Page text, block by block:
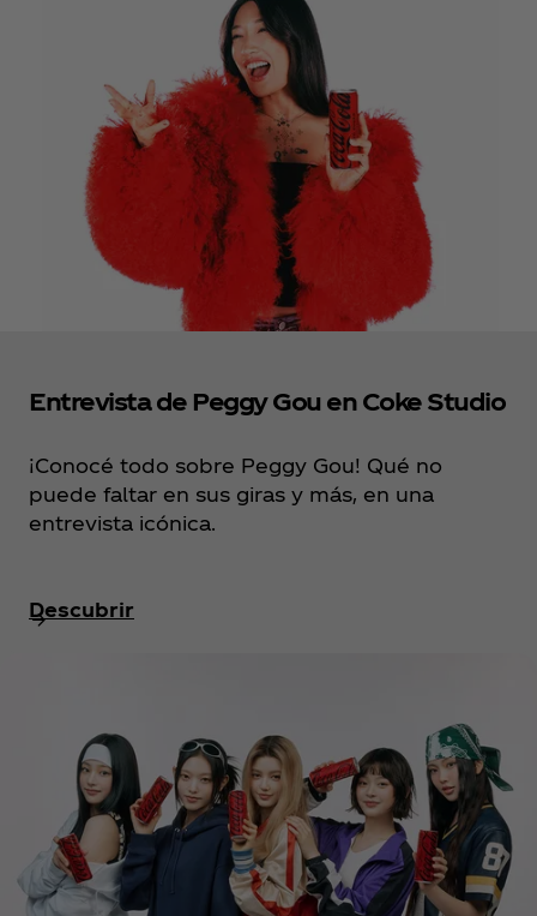
Entrevista de Peggy Gou en Coke Studio
¡Conocé todo sobre Peggy Gou! Qué no
puede faltar en sus giras y más, en una
entrevista icónica.
Descubrir